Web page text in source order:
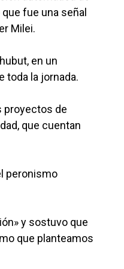
fue una señal
Milei.
en un
toda la jornada.
proyectos de
que cuentan
peronismo
y sostuvo que
que planteamos